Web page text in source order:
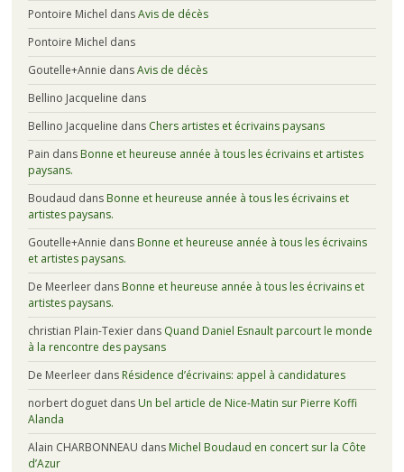
Pontoire Michel dansAvis de décès
Pontoire Michel dans
Goutelle+Annie dansAvis de décès
Bellino Jacqueline dans
Bellino Jacqueline dans Chers artistes et écrivains paysans
Pain dans Bonne et heureuse année à tous les écrivains et artistes
paysans.
Boudaud dans Bonne et heureuse année à tous les écrivains et
artistes paysans.
Goutelle+Annie dans Bonne et heureuse année à tous les écrivains
et artistes paysans.
De Meerleerdans Bonne et heureuse année à tous les écrivains et
artistes paysans.
christian Plain-Texierdans Quand Daniel Esnault parcourt le monde
à la rencontre des paysans
De Meerleerdans Résidence d’écrivains: appel à candidatures
norbert doguetdans Un bel article de Nice-Matin sur Pierre Koffi
Alanda
Alain CHARBONNEAU dans Michel Boudaud en concert sur la Côte
d’Azur